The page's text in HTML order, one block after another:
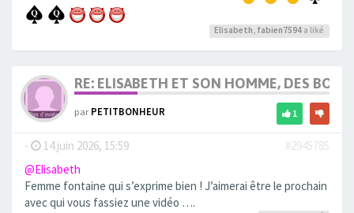
Elisabeth, fabien7594 a liké
RE: ELISABETH ET SON HOMME, DES
parPETITBONHEUR 1
- 14 juin 2026, 15:59
#2945785
@Elisabeth
Femme fontaine qui s’exprime bien ! J’aimerai être le prochain
avec qui vous fassiez une vidéo ….